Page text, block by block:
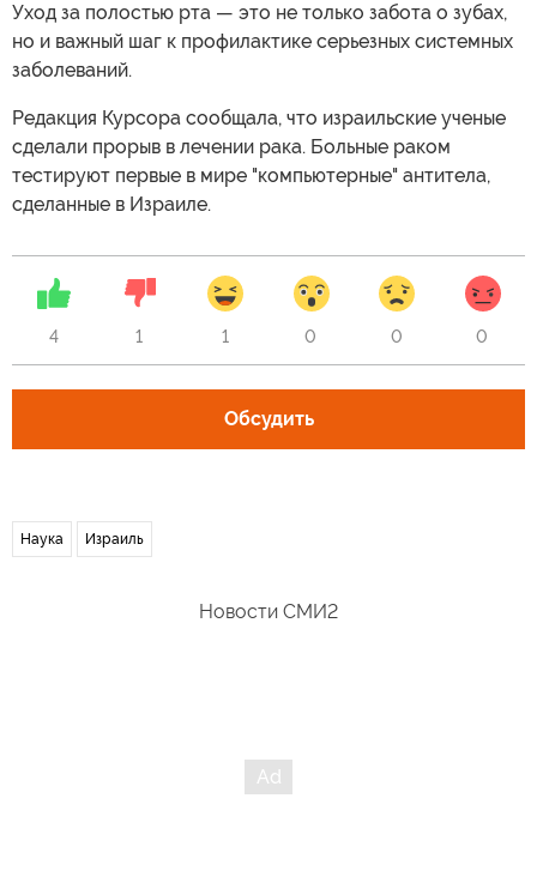
Уход за полостью рта — это не только забота о зубах,
но и важный шаг к профилактике серьезных системных
заболеваний.
Редакция Курсора сообщала, что израильские ученые
сделали прорыв в лечении рака. Больные раком
тестируют первые в мире "компьютерные" антитела,
сделанные в Израиле.
4 1 1 0 0 0
Обсудить
Наука Израиль
Новости СМИ2